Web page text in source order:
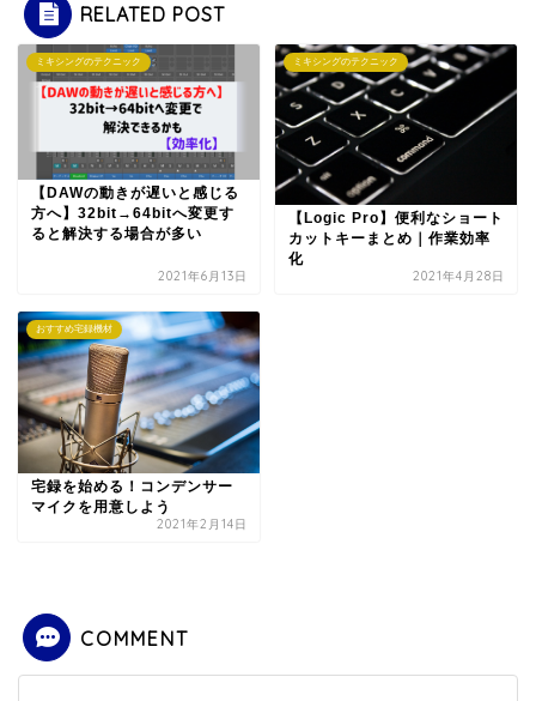
RELATED POST
ミキシングのテクニック
【DAWの動きが遅いと感じる
方へ】32bit→64bitへ変更す
ると解決する場合が多い
2021年6月13日
ミキシングのテクニック
【Logic Pro】便利なショート
カットキーまとめ｜作業効率
化
2021年4月28日
おすすめ宅録機材
宅録を始める！コンデンサー
マイクを用意しよう
2021年2月14日
COMMENT